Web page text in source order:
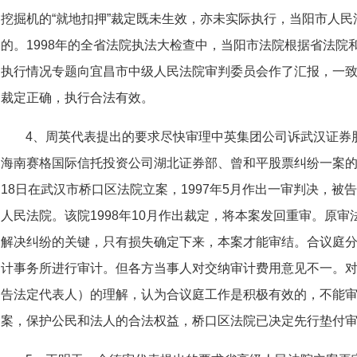
挖掘机的“就地扣押”裁定既未生效，亦未实际执行，当阳市人
的。1998年的全省法院执法大检查中，当阳市法院根据省法院
执行情况专题向宜昌市中级人民法院审判委员会作了汇报，一
裁定正确，执行合法有效。
4、周英代表提出的要求尽快审理中英集团公司诉武汉证
海南赛格国际信托投资公司湖北证券部、曾和平股票纠纷一案
18日在武汉市桥口区法院立案，1997年5月作出一审判决，被
人民法院。该院1998年10月作出裁定，将本案发回重审。原
解决纠纷的关键，只有损失确定下来，本案才能审结。合议庭
计事务所进行审计。但各方当事人对交纳审计费用意见不一。
告法定代表人）的理解，认为合议庭工作是积极有效的，不能
案，保护公民和法人的合法权益，桥口区法院已决定先行垫付